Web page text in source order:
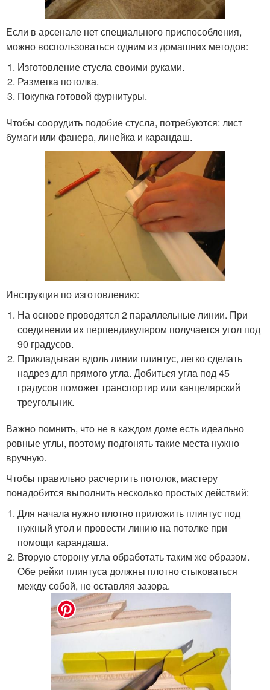
Если в арсенале нет специального приспособления,
можно воспользоваться одним из домашних методов:
Изготовление стусла своими руками.
Разметка потолка.
Покупка готовой фурнитуры.
Чтобы соорудить подобие стусла, потребуются: лист
бумаги или фанера, линейка и карандаш.
Инструкция по изготовлению:
На основе проводятся 2 параллельные линии. При
соединении их перпендикуляром получается угол под
90 градусов.
Прикладывая вдоль линии плинтус, легко сделать
надрез для прямого угла. Добиться угла под 45
градусов поможет транспортир или канцелярский
треугольник.
Важно помнить, что не в каждом доме есть идеально
ровные углы, поэтому подгонять такие места нужно
вручную.
Чтобы правильно расчертить потолок, мастеру
понадобится выполнить несколько простых действий:
Для начала нужно плотно приложить плинтус под
нужный угол и провести линию на потолке при
помощи карандаша.
Вторую сторону угла обработать таким же образом.
Обе рейки плинтуса должны плотно стыковаться
между собой, не оставляя зазора.